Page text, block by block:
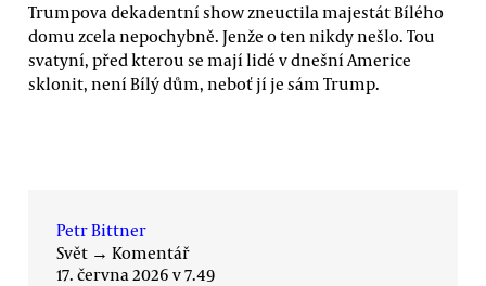
Trumpova dekadentní show zneuctila majestát Bílého
domu zcela nepochybně. Jenže o ten nikdy nešlo. Tou
svatyní, před kterou se mají lidé v dnešní Americe
sklonit, není Bílý dům, neboť jí je sám Trump.
Petr Bittner
Svět → Komentář
17. června 2026 v 7.49